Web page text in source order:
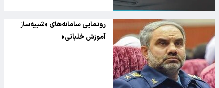
رونمایی سامانه‌های «شبیه‌ساز
آموزش خلبانی»